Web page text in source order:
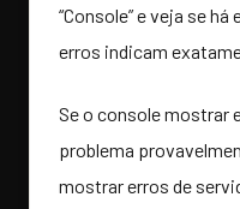
“Console” e veja se
erros indicam
Se o console mostrar
problema
mostrar erros de